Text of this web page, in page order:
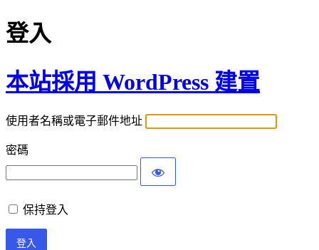
登入
本站採用 WordPress 建置
使用者名稱或電子郵件地址
密碼
保持登入